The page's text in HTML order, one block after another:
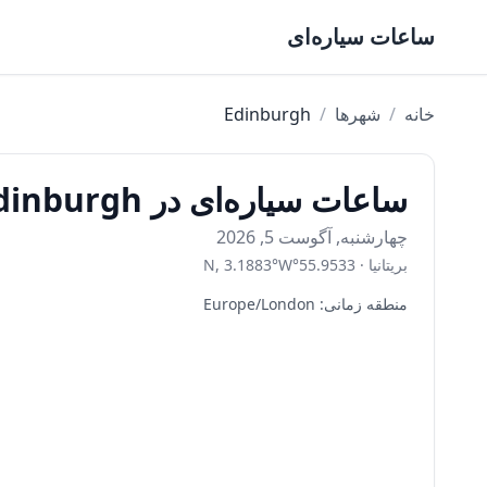
ساعات سیاره‌ای
خانه / شهرها /
Edinburgh
ساعات سیاره‌ای در Edinburgh امروز
چهارشنبه, آگوست 5, 2026
بریتانیا ·
55.9533
°
N, 3.1883°W
منطقه زمانی:
Europe/London